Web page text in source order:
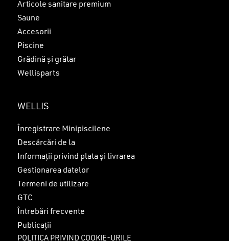
Articole sanitare premium
Saune
Accesorii
Piscine
Grădină și grătar
Wellisparts
WELLIS
Înregistrare Minipiscilene
Descărcări de la
Informații privind plata și livrarea
Gestionarea datelor
Termeni de utilizare
GTC
Întrebări frecvente
Publicații
POLITICA PRIVIND COOKIE-URILE